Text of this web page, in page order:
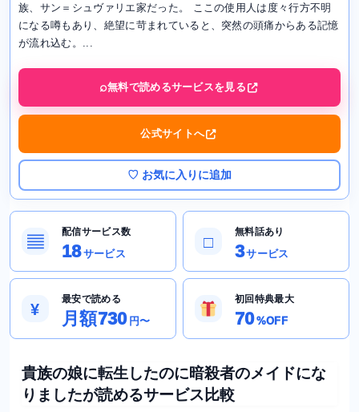
族、サン＝シュヴァリエ家だった。 ここの使用人は度々行方不明
になる噂もあり、絶望に苛まれていると、突然の頭痛からある記憶
が流れ込む。...
無料で読めるサービスを見る
公式サイトへ
♡ お気に入りに追加
▤
配信サービス数
18サービス
□
無料話あり
3サービス
¥
最安で読める
月額730 円〜
初回特典最大
70%OFF
貴族の娘に転生したのに暗殺者のメイドにな
りましたが読めるサービス比較